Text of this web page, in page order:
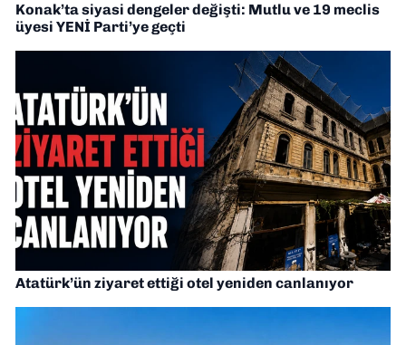
Konak’ta siyasi dengeler değişti: Mutlu ve 19 meclis
üyesi YENİ Parti’ye geçti
Atatürk’ün ziyaret ettiği otel yeniden canlanıyor